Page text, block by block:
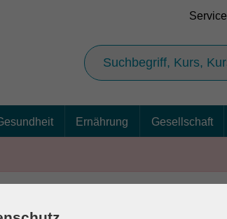
Service
Ernährung Gesellschaft